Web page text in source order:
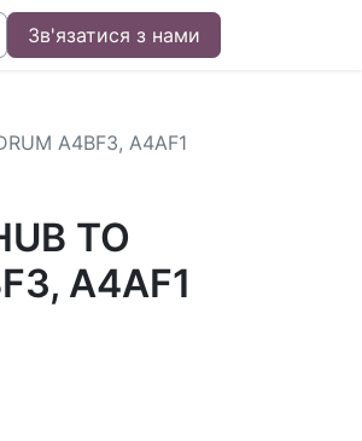
Зв'язатися з нами
A4BF3, A4AF1
TO
A4AF1